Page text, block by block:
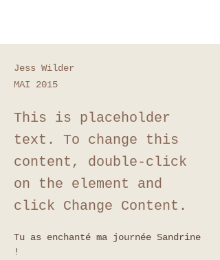
Jess Wilder
MAI 2015
This is placeholder
text. To change this
content, double-click
on the element and
click Change Content.
Tu as enchanté ma journée Sandrine
!